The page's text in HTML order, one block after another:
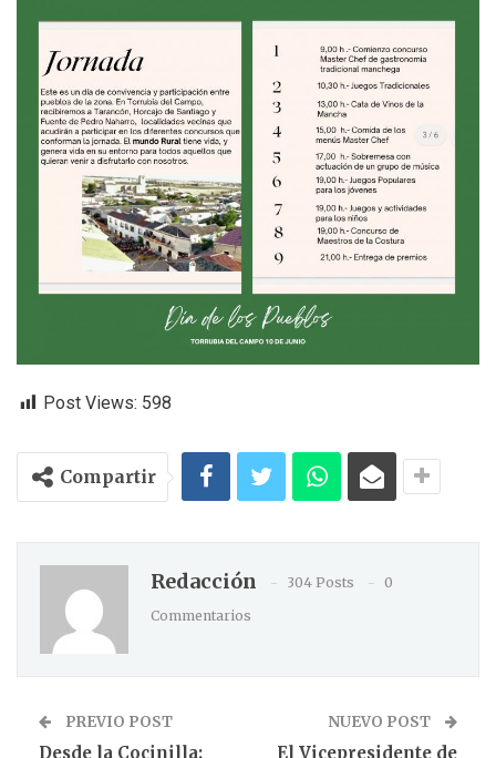
Post Views: 598
Compartir
Redacción 304 Posts
0
Commentarios
PREVIO POST
Desde la Cocinilla:
NUEVO POST
El Vicepresidente de